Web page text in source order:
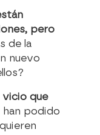
pero
de la
nuevo
vicio que
han podido